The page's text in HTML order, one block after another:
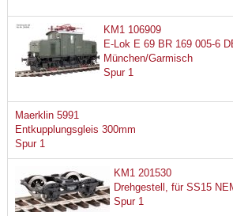
KM1 106909
E-Lok E 69 BR 169 005-6
München/Garmisch
Spur 1
Maerklin 5991
Entkupplungsgleis 300mm
Spur 1
KM1 201530
Drehgestell, für SS15
Spur 1